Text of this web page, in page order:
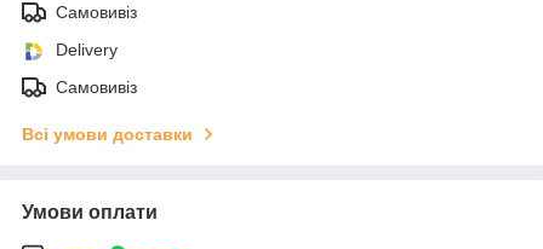
Самовивіз
Delivery
Самовивіз
Всі умови доставки
Умови оплати